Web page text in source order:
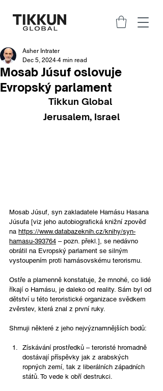
Mosab Júsuf oslovuje
Evropský parlament
Asher Intrater
Dec 5, 2024 4 min read
Tikkun Global
Jerusalem, Israel
Mosab Júsuf, syn zakladatele Hamásu Hasana
Júsufa [viz jeho autobiografická knižní zpověď
na https://www.databazeknih.cz/knihy/syn-
hamasu-393764 – pozn. překl.], se nedávno
obrátil na Evropský parlament se silným
vystoupením proti hamásovskému terorismu.
Ostře a plamenně konstatuje, že mnohé, co lidé
říkají o Hamásu, je daleko od reality. Sám byl od
dětství u této teroristické organizace svědkem
zvěrstev, která znal z první ruky.
Shrnuji některé z jeho nejvýznamnějších bodů:
Získávání prostředků – teroristé hromadně
dostávají příspěvky jak z arabských
ropných zemí, tak z liberálních západních
států. To vede k obří destrukci.